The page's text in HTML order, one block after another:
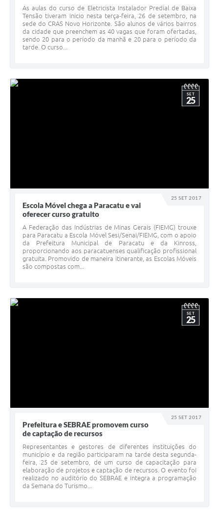
As aulas do curso de Eletricista Instalador Predial de Baixa
Tensão tiveram inicio nesta terça-feira, 26 de setembro, na
sede do CRAS Novo Horizonte. São alunos de vários bairros
da cidade que preenchem as 40 vagas que foram ofertadas,
sendo 20 para o período da manhã e 20 para o período da
tarde. O curso...
25 SET 2017
SET
25
Escola Móvel chega a Paracatu e vai
oferecer curso gratuito
A Federação das Indústrias de Minas Gerais (FIEMG) trouxe
para Paracatu a Escola Móvel Sesi/Senai/FIEMG, com o apoio
da Prefeitura Municipal de Paracatu e da Kinross,
proporcionando aos paracatuenses qualificação profissional
gratuita. Promovido de maneira itinerante, as Escolas Móveis
são compostas com...
25 SET 2017
SET
25
Prefeitura e SEBRAE promovem curso
de captação de recursos
Representantes e gestores de diferentes instituições do
município e da região participaram na tarde desta segunda-
feira, 25 de setembro, de um curso de capacitação para
elaboração de projetos e captação de recursos. O evento foi
realizado no auditório do SEBRAE e integra a programação
da Semana do Turismo...